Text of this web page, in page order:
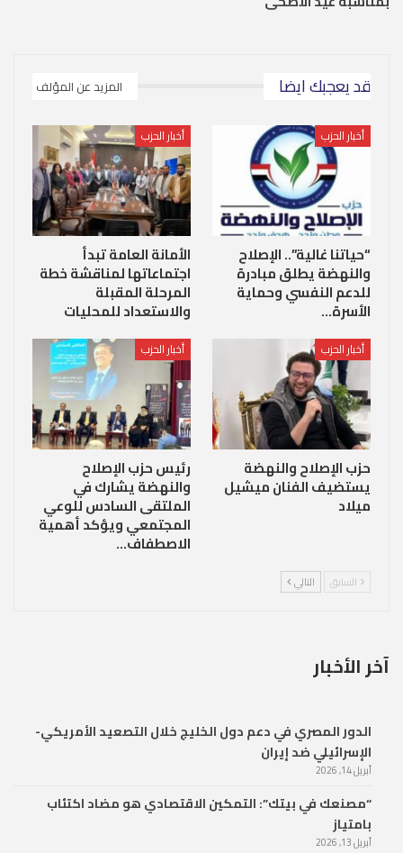
قد يعجبك ايضا المزيد عن المؤلف
أخبار الحزب
“حياتنا غالية”.. الإصلاح
والنهضة يطلق مبادرة
للدعم النفسي وحماية
الأسرة…
أخبار الحزب
الأمانة العامة تبدأ
اجتماعاتها لمناقشة خطة
المرحلة المقبلة
والاستعداد للمحليات
أخبار الحزب
حزب الإصلاح والنهضة
يستضيف الفنان ميشيل
ميلاد
أخبار الحزب
رئيس حزب الإصلاح
والنهضة يشارك في
الملتقى السادس للوعي
المجتمعي ويؤكد أهمية
الاصطفاف…
السابق التالي
آخر الأخبار
الدور المصري في دعم دول الخليج خلال التصعيد الأمريكي-
الإسرائيلي ضد إيران
أبريل 14, 2026
“مصنعك في بيتك”: التمكين الاقتصادي هو مضاد اكتئاب
بامتياز
أبريل 13, 2026